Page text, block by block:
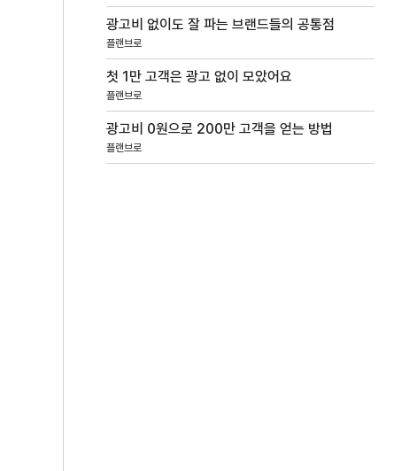
광고비 없이도 잘 파는 브랜드들의 공통점
플랜브로
첫 1만 고객은 광고 없이 모았어요
플랜브로
광고비 0원으로 200만 고객을 얻는 방법
플랜브로